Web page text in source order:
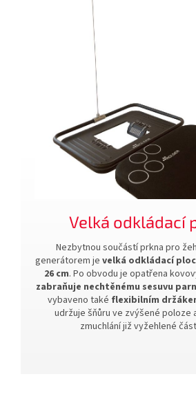
Velká odkládací
Nezbytnou součástí prkna pro
generátorem je velká odkládací
26 cm. Po obvodu je opatřena
zabraňuje nechtěnému sesuvu
vybaveno také flexibilním
udržuje šňůru ve zvýšené poloze
zmuchlání již vyžehlené